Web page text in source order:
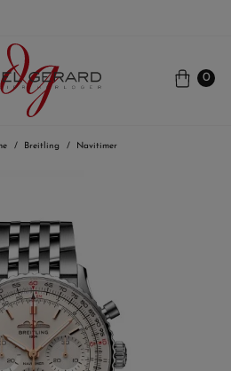
0
Breitling
Navitimer